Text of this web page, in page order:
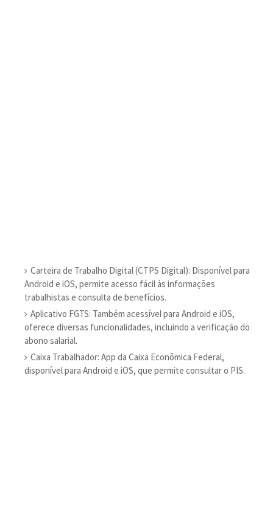
Carteira de Trabalho Digital (CTPS Digital): Disponível para
Android e iOS, permite acesso fácil às informações
trabalhistas e consulta de benefícios.
Aplicativo FGTS: Também acessível para Android e iOS,
oferece diversas funcionalidades, incluindo a verificação do
abono salarial.
Caixa Trabalhador: App da Caixa Econômica Federal,
disponível para Android e iOS, que permite consultar o PIS.